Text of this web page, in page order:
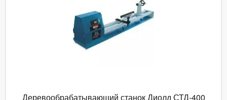
Деревообрабатывающий станок Диолд СТД-400